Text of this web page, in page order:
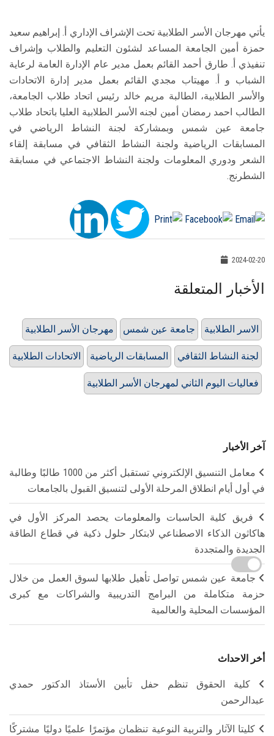
يأتي مهرجان الأسر الطلابية تحت الإشراف الإداري أ. إبراهيم سعيد
حمزة أمين الجامعة المساعد لشئون التعليم والطلاب وإشراف
تنفيذي أ. طارق أحمد القائم بعمل مدير عام الإدارة العامة لرعاية
الشباب و أ. مهيتاب مجدي القائم بعمل مدير إدارة الاتحادات
والأسر الطلابية، الطالبة مريم خالد رئيس اتحاد طلاب الجامعة،
الطالب احمد رمضان أمين لجنه الأسر الطلابية العليا باتحاد طلاب
جامعة عين شمس وبمشاركة لجنة النشاط الرياضي في
المسابقات الرياضية ولجنة النشاط الثقافي في مسابقة إلقاء
الشعر ودوري المعلومات ولجنة النشاط الاجتماعي في مسابقة
الشطرنج.
2024-02-20
الأخبار المتعلقة
مهرجان الأسر الطلابية جامعة عين شمس الاسر الطلابية
الاتحادات الطلابية المسابقات الرياضية لجنة النشاط الثقافي
فعاليات اليوم الثاني لمهرجان الأسر الطلابية
آخر الأخبار
معامل التنسيق الإلكتروني تستقبل أكثر من 1000 طالبًا وطالبة
في أول أيام انطلاق المرحلة الأولى لتنسيق القبول بالجامعات
فريق كلية الحاسبات والمعلومات يحصد المركز الأول في
هاكاثون الذكاء الاصطناعي لابتكار حلول ذكية في قطاع الطاقة
الجديدة والمتجددة
جامعة عين شمس تواصل تأهيل طلابها لسوق العمل من خلال
حزمة متكاملة من البرامج التدريبية والشراكات مع كبرى
المؤسسات المحلية والعالمية
أخر الاحداث
كلية الحقوق تنظم حفل تأبين الأستاذ الدكتور حمدي
عبدالرحمن
كليتا الآثار والتربية النوعية تنظمان مؤتمرًا علميًا دوليًا مشتركًا